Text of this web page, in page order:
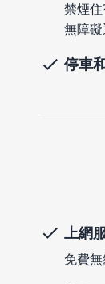
禁煙住
無障
停車
上網
免費